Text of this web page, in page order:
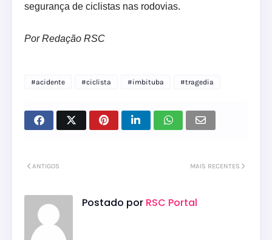
segurança de ciclistas nas rodovias.
Por Redação RSC
#acidente #ciclista #imbituba #tragedia
MAIS RECENTES
ANTIGOS
Postado por RSC Portal